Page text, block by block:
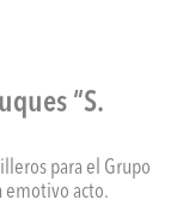
“S.
para el Grupo
emotivo acto.